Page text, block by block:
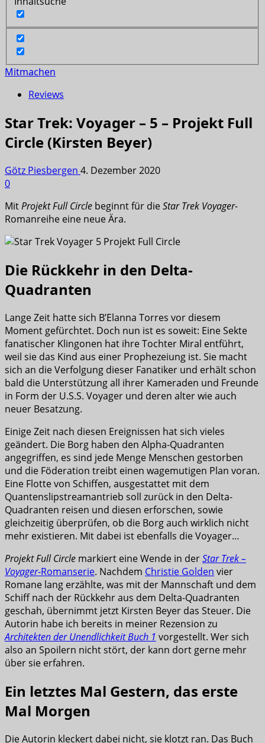
Mitmachen
Reviews
Star Trek: Voyager – 5 – Projekt Full
Circle (Kirsten Beyer)
Götz Piesbergen 4. Dezember 2020
0
MitProjekt Full Circle beginnt für dieStar Trek Voyager-
Romanreihe eine neue Ära.
Die Rückkehr in den Delta-
Quadranten
Lange Zeit hatte sich B’Elanna Torres vor diesem
Moment gefürchtet. Doch nun ist es soweit: Eine Sekte
fanatischer Klingonen hat ihre Tochter Miral entführt,
weil sie das Kind aus einer Prophezeiung ist. Sie macht
sich an die Verfolgung dieser Fanatiker und erhält schon
bald die Unterstützung all ihrer Kameraden und Freunde
in Form der U.S.S. Voyager und deren alter wie auch
neuer Besatzung.
Einige Zeit nach diesen Ereignissen hat sich vieles
geändert. Die Borg haben den Alpha-Quadranten
angegriffen, es sind jede Menge Menschen gestorben
und die Föderation treibt einen wagemutigen Plan voran.
Eine Flotte von Schiffen, ausgestattet mit dem
Quantenslipstreamantrieb soll zurück in den Delta-
Quadranten reisen und diesen erforschen, sowie
gleichzeitig überprüfen, ob die Borg auch wirklich nicht
mehr existieren. Mit dabei ist ebenfalls die Voyager…
Projekt Full Circle markiert eine Wende in derStar Trek –
Voyager-Romanserie. Nachdem Christie Golden vier
Romane lang erzählte, was mit der Mannschaft und dem
Schiff nach der Rückkehr aus dem Delta-Quadranten
geschah, übernimmt jetzt Kirsten Beyer das Steuer. Die
Autorin habe ich bereits in meiner Rezension zu
Architekten der Unendlichkeit Buch 1 vorgestellt. Wer sich
also an Spoilern nicht stört, der kann dort gerne mehr
über sie erfahren.
Ein letztes Mal Gestern, das erste
Mal Morgen
Die Autorin kleckert dabei nicht, sie klotzt ran. Das Buch